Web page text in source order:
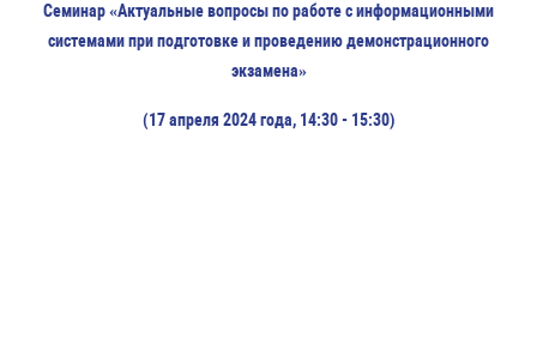
Семинар «Актуальные вопросы по работе с информационными
системами при подготовке и проведению демонстрационного
экзамена»
(17 апреля 2024 года, 14:30 - 15:30)